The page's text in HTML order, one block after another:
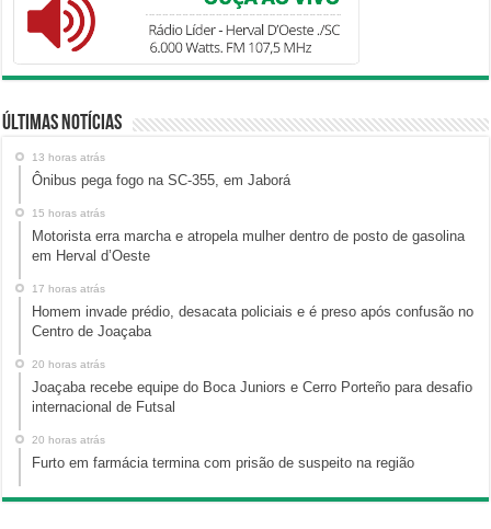
Últimas Notícias
13 horas atrás
Ônibus pega fogo na SC-355, em Jaborá
15 horas atrás
Motorista erra marcha e atropela mulher dentro de posto de gasolina
em Herval d’Oeste
17 horas atrás
Homem invade prédio, desacata policiais e é preso após confusão no
Centro de Joaçaba
20 horas atrás
Joaçaba recebe equipe do Boca Juniors e Cerro Porteño para desafio
internacional de Futsal
20 horas atrás
Furto em farmácia termina com prisão de suspeito na região